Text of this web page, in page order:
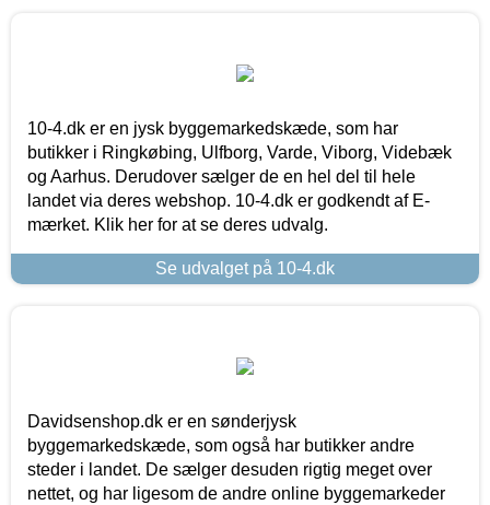
10-4.dk er en jysk byggemarkedskæde, som har
butikker i Ringkøbing, Ulfborg, Varde, Viborg, Videbæk
og Aarhus. Derudover sælger de en hel del til hele
landet via deres webshop. 10-4.dk er godkendt af E-
mærket. Klik her for at se deres udvalg.
Se udvalget på 10-4.dk
Davidsenshop.dk er en sønderjysk
byggemarkedskæde, som også har butikker andre
steder i landet. De sælger desuden rigtig meget over
nettet, og har ligesom de andre online byggemarkeder